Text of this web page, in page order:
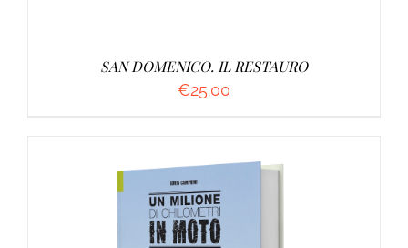
SAN DOMENICO. IL RESTAURO
€25.00